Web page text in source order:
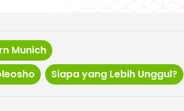
Munich
Siapa yang Lebih Unggul?